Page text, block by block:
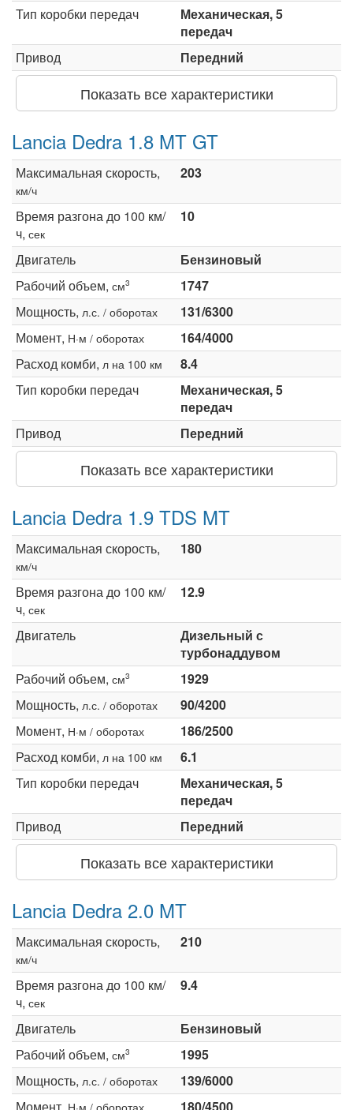
Тип коробки передач
Механическая, 5
передач
Привод
Передний
Показать все характеристики
Lancia Dedra 1.8 MT GT
Максимальная скорость,
км/ч
203
Время разгона до 100 км/
ч, сек
10
Двигатель
Бензиновый
Рабочий объем, см3
1747
Мощность, л.с. / оборотах
131/6300
Момент, Н·м / оборотах
164/4000
Расход комби, л на 100 км
8.4
Тип коробки передач
Механическая, 5
передач
Привод
Передний
Показать все характеристики
Lancia Dedra 1.9 TDS MT
Максимальная скорость,
км/ч
180
Время разгона до 100 км/
ч, сек
12.9
Двигатель
Дизельный с
турбонаддувом
Рабочий объем, см3
1929
Мощность, л.с. / оборотах
90/4200
Момент, Н·м / оборотах
186/2500
Расход комби, л на 100 км
6.1
Тип коробки передач
Механическая, 5
передач
Привод
Передний
Показать все характеристики
Lancia Dedra 2.0 MT
Максимальная скорость,
км/ч
210
Время разгона до 100 км/
ч, сек
9.4
Двигатель
Бензиновый
Рабочий объем, см3
1995
Мощность, л.с. / оборотах
139/6000
Момент, Н·м / оборотах
180/4500